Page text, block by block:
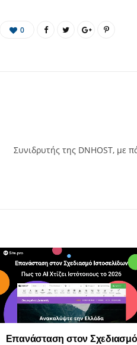
0
Συνιδρυτής της DNHOST, με
Επανάσταση στον Σχεδιασμό